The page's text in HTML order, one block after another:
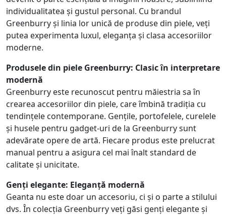
individualitatea și gustul personal. Cu brandul
Greenburry și linia lor unică de produse din piele, veți
putea experimenta luxul, eleganța și clasa accesoriilor
moderne.
Produsele din piele Greenburry: Clasic în interpretare
modernă
Greenburry este recunoscut pentru măiestria sa în
crearea accesoriilor din piele, care îmbină tradiția cu
tendințele contemporane. Gențile, portofelele, curelele
și husele pentru gadget-uri de la Greenburry sunt
adevărate opere de artă. Fiecare produs este prelucrat
manual pentru a asigura cel mai înalt standard de
calitate și unicitate.
Genți elegante: Eleganță modernă
Geanta nu este doar un accesoriu, ci și o parte a stilului
dvs. În colecția Greenburry veți găsi genți elegante și